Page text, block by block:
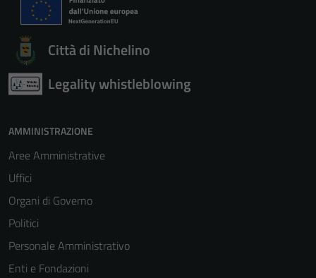
Città di Nichelino
Legality whistleblowing
AMMINISTRAZIONE
Aree Amministrative
Uffici
Organi di Governo
Politici
Personale Amministrativo
Enti e Fondazioni